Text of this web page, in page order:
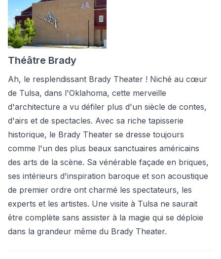
Théâtre Brady
Ah, le resplendissant Brady Theater ! Niché au cœur
de Tulsa, dans l'Oklahoma, cette merveille
d'architecture a vu défiler plus d'un siècle de contes,
d'airs et de spectacles. Avec sa riche tapisserie
historique, le Brady Theater se dresse toujours
comme l'un des plus beaux sanctuaires américains
des arts de la scène. Sa vénérable façade en briques,
ses intérieurs d'inspiration baroque et son acoustique
de premier ordre ont charmé les spectateurs, les
experts et les artistes. Une visite à Tulsa ne saurait
être complète sans assister à la magie qui se déploie
dans la grandeur même du Brady Theater.